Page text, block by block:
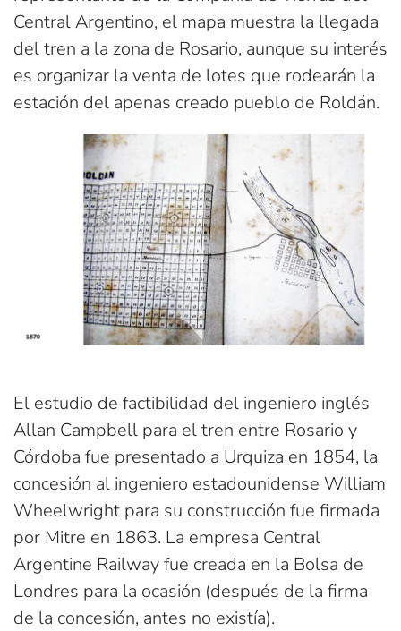
Central Argentino, el mapa muestra la llegada
del tren a la zona de Rosario, aunque su interés
es organizar la venta de lotes que rodearán la
estación del apenas creado pueblo de Roldán.
El estudio de factibilidad del ingeniero inglés
Allan Campbell para el tren entre Rosario y
Córdoba fue presentado a Urquiza en 1854, la
concesión al ingeniero estadounidense William
Wheelwright para su construcción fue firmada
por Mitre en 1863. La empresa Central
Argentine Railway fue creada en la Bolsa de
Londres para la ocasión (después de la firma
de la concesión, antes no existía).